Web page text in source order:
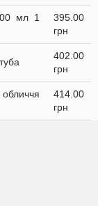
мл 1
395.00
грн
402.00
грн
414.00
грн